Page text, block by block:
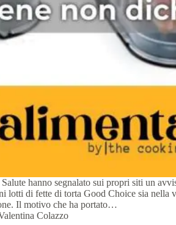
hanno segnalato sui propri siti un
lotti di fette di torta Good Choice sia nella
Il motivo che ha portato…
Colazzo